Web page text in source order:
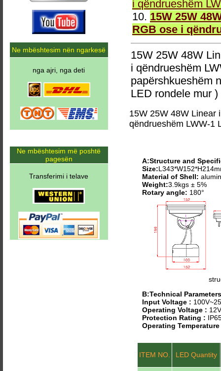
i qëndrueshëm
10. 15W 25W
RGB ose i
15W 25W 48W
i qëndrueshëm
papërshkueshëm
LED rondele mur )
15W 25W 48W Linear
qëndrueshëm LWW-1
A:Structure and
Size:
Material of Shell:
Weight:3.9kgs ± 5%
Rotary angle: 180°
B:Technical Parameters
Input Voltage :
Operating Voltage :
Protection Rating :
Operating
ITEM NO. LED Quantity
Ne mbështesim nën ngarkesë
nga ajri, nga deti
Ne mbështesim më poshtë
pagesën
Transferimi i telave